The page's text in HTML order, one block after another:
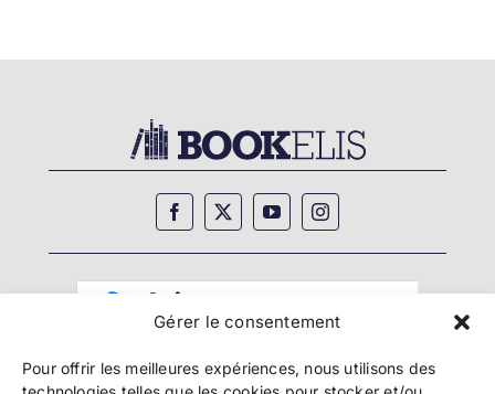
Gérer le consentement
Pour offrir les meilleures expériences, nous utilisons des